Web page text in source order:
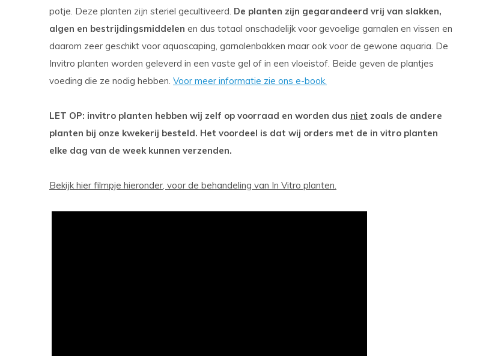
potje. Deze planten zijn steriel gecultiveerd. De planten zijn gegarandeerd vrij van slakken,
algen en bestrijdingsmiddelen en dus totaal onschadelijk voor gevoelige garnalen en vissen en
daarom zeer geschikt voor aquascaping, garnalenbakken maar ook voor de gewone aquaria. De
Invitro planten worden geleverd in een vaste gel of in een vloeistof. Beide geven de plantjes
voeding die ze nodig hebben. Voor meer informatie zie ons e-book.
LET OP: invitro planten hebben wij zelf op voorraad en worden dus niet zoals de andere
planten bij onze kwekerij besteld. Het voordeel is dat wij orders met de in vitro planten
elke dag van de week kunnen verzenden.
Bekijk hier filmpje hieronder, voor de behandeling van In Vitro planten.